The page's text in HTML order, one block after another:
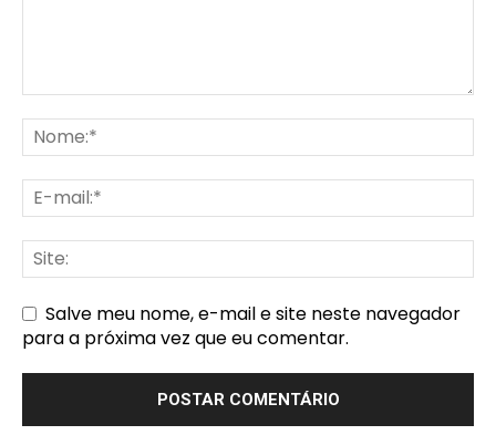
Salve meu nome, e-mail e site neste navegador
para a próxima vez que eu comentar.